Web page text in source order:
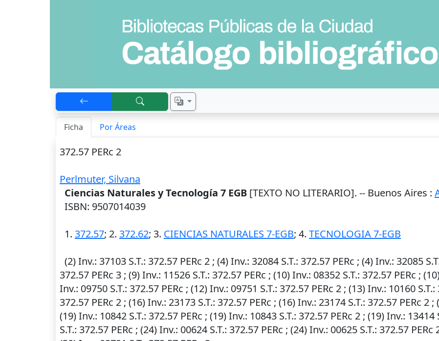
Ficha Por Áreas
372.57 PERc 2
Perlmuter, Silvana
Ciencias Naturales y Tecnología 7 EGB [TEXTO NO LITERARIO]. -- Buenos Aires :
ISBN: 9507014039
1. 372.57; 2. 372.62; 3. CIENCIAS NATURALES 7-EGB; 4. TECNOLOGIA 7-EGB
(2)Inv.: 37103 S.T.: 372.57 PERc 2 ; (4)Inv.: 32084 S.T.: 372.57 PERc ; (4)Inv.: 32085
372.57 PERc 3 ; (9)Inv.: 11526 S.T.: 372.57 PERc ; (10)Inv.: 08352 S.T.: 372.57 PERc ;
Inv.: 09750 S.T.: 372.57 PERc ; (12)Inv.: 09751 S.T.: 372.57 PERc 2 ; (13)Inv.: 10160 S.T.:
372.57 PERc 2 ; (16)Inv.: 23173 S.T.: 372.57 PERc ; (16)Inv.: 23174 S.T.: 372.57 PERc 2 ;
(19)Inv.: 10842 S.T.: 372.57 PERc ; (19)Inv.: 10843 S.T.: 372.57 PERc 2 ; (19)Inv.: 13414
S.T.: 372.57 PERc ; (24)Inv.: 00624 S.T.: 372.57 PERc ; (24)Inv.: 00625 S.T.: 372.57 PERc